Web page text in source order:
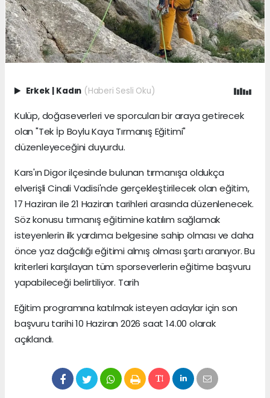
Erkek Kadın (Haberi Sesli Oku)
Kulüp, doğaseverleri ve sporcuları bir araya getirecek
olan "Tek İp Boylu Kaya Tırmanış Eğitimi"
düzenleyeceğini duyurdu.
Kars'ın Digor ilçesinde bulunan tırmanışa oldukça
elverişli Cinali Vadisi'nde gerçekleştirilecek olan eğitim,
17 Haziran ile 21 Haziran tarihleri arasında düzenlenecek.
Söz konusu tırmanış eğitimine katılım sağlamak
isteyenlerin ilk yardımcı belgesine sahip olması ve daha
önce yaz dağcılığı eğitimi almış olması şartı aranıyor. Bu
kriterleri karşılayan tüm sporseverlerin eğitime başvuru
yapabileceği belirtiliyor. Tarih
Eğitim programına katılmak isteyen adaylar için son
başvuru tarihi 10 Haziran 2026 saat 14.00 olarak
açıklandı.